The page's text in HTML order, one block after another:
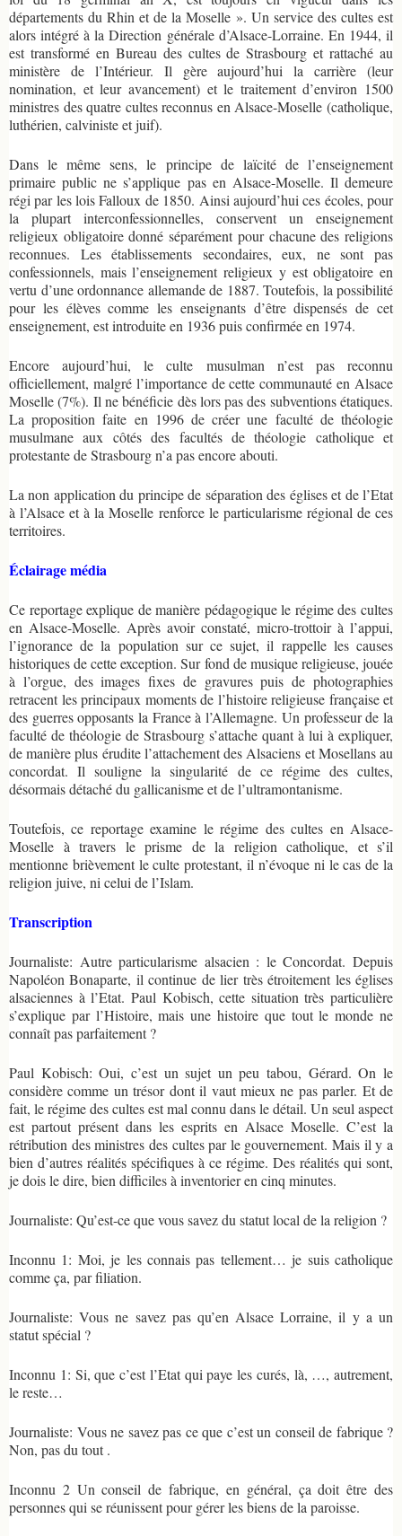
départements du Rhin et de la Moselle ». Un service des cultes est
alors intégré à la Direction générale d’Alsace-Lorraine. En 1944, il
est transformé en Bureau des cultes de Strasbourg et rattaché au
ministère de l’Intérieur. Il gère aujourd’hui la carrière (leur
nomination, et leur avancement) et le traitement d’environ 1500
ministres des quatre cultes reconnus en Alsace-Moselle (catholique,
luthérien, calviniste et juif).
Dans le même sens, le principe de laïcité de l’enseignement
primaire public ne s’applique pas en Alsace-Moselle. Il demeure
régi par les lois Falloux de 1850. Ainsi aujourd’hui ces écoles, pour
la plupart interconfessionnelles, conservent un enseignement
religieux obligatoire donné séparément pour chacune des religions
reconnues. Les établissements secondaires, eux, ne sont pas
confessionnels, mais l’enseignement religieux y est obligatoire en
vertu d’une ordonnance allemande de 1887. Toutefois, la possibilité
pour les élèves comme les enseignants d’être dispensés de cet
enseignement, est introduite en 1936 puis confirmée en 1974.
Encore aujourd’hui, le culte musulman n’est pas reconnu
officiellement, malgré l’importance de cette communauté en Alsace
Moselle (7%). Il ne bénéficie dès lors pas des subventions étatiques.
La proposition faite en 1996 de créer une faculté de théologie
musulmane aux côtés des facultés de théologie catholique et
protestante de Strasbourg n’a pas encore abouti.
La non application du principe de séparation des églises et de l’Etat
à l’Alsace et à la Moselle renforce le particularisme régional de ces
territoires.
Éclairage média
Ce reportage explique de manière pédagogique le régime des cultes
en Alsace-Moselle. Après avoir constaté, micro-trottoir à l’appui,
l’ignorance de la population sur ce sujet, il rappelle les causes
historiques de cette exception. Sur fond de musique religieuse, jouée
à l’orgue, des images fixes de gravures puis de photographies
retracent les principaux moments de l’histoire religieuse française et
des guerres opposants la France à l’Allemagne. Un professeur de la
faculté de théologie de Strasbourg s’attache quant à lui à expliquer,
de manière plus érudite l’attachement des Alsaciens et Mosellans au
concordat. Il souligne la singularité de ce régime des cultes,
désormais détaché du gallicanisme et de l’ultramontanisme.
Toutefois, ce reportage examine le régime des cultes en Alsace-
Moselle à travers le prisme de la religion catholique, et s’il
mentionne brièvement le culte protestant, il n’évoque ni le cas de la
religion juive, ni celui de l’Islam.
Transcription
Journaliste: Autre particularisme alsacien : le Concordat. Depuis
Napoléon Bonaparte, il continue de lier très étroitement les églises
alsaciennes à l’Etat. Paul Kobisch, cette situation très particulière
s’explique par l’Histoire, mais une histoire que tout le monde ne
connaît pas parfaitement ?
Paul Kobisch: Oui, c’est un sujet un peu tabou, Gérard. On le
considère comme un trésor dont il vaut mieux ne pas parler. Et de
fait, le régime des cultes est mal connu dans le détail. Un seul aspect
est partout présent dans les esprits en Alsace Moselle. C’est la
rétribution des ministres des cultes par le gouvernement. Mais il y a
bien d’autres réalités spécifiques à ce régime. Des réalités qui sont,
je dois le dire, bien difficiles à inventorier en cinq minutes.
Journaliste: Qu’est-ce que vous savez du statut local de la religion ?
Inconnu 1: Moi, je les connais pas tellement… je suis catholique
comme ça, par filiation.
Journaliste: Vous ne savez pas qu’en Alsace Lorraine, il y a un
statut spécial ?
Inconnu 1: Si, que c’est l’Etat qui paye les curés, là, …, autrement,
le reste…
Journaliste: Vous ne savez pas ce que c’est un conseil de fabrique ?
Non, pas du tout .
Inconnu 2 Un conseil de fabrique, en général, ça doit être des
personnes qui se réunissent pour gérer les biens de la paroisse.